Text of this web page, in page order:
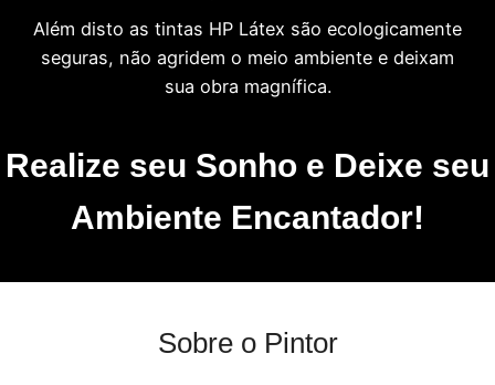
Além disto as tintas HP Látex são ecologicamente
seguras, não agridem o meio ambiente e deixam
sua obra magnífica.
Realize seu Sonho e Deixe seu
Ambiente Encantador!
Sobre o Pintor